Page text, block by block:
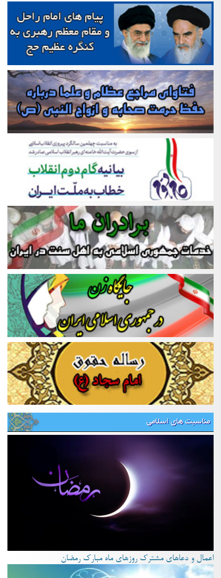
مناسبت های اسلامی
اعمال و دعاهای مشترک روزهای ماه مبارک رمضان